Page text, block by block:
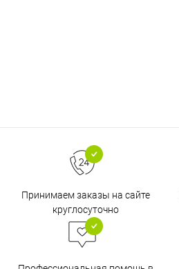
Принимаем заказы на сайте
круглосуточно